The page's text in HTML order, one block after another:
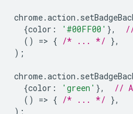
chrome.action .
{color : '#00FF00' },
()
=> { /* ... */ },
);
chrome.action .
{color : 'green' },
//
()
=> { /* ... */ },
);